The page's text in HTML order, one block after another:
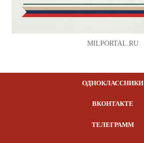
MILPORTAL.RU
ОДНОКЛАССНИКИ
ВКОНТАКТЕ
ТЕЛЕГРАММ